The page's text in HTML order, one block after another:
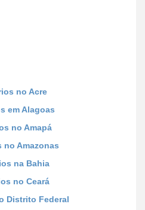
no Acre
em Alagoas
no Amapá
no Amazonas
na Bahia
no Ceará
Distrito Federal